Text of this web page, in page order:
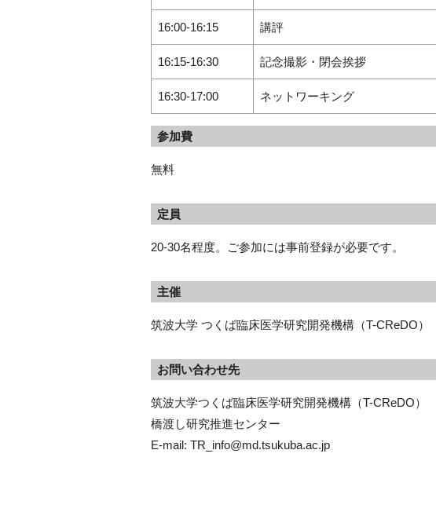
16:00-16:15 講評
16:15-16:30 記念撮影・閉会挨拶
16:30-17:00 ネットワーキング
参加費
無料
定員
20-30名程度。ご参加には事前登録が必要です。
主催
筑波大学 つくば臨床医学研究開発機構（T-CReDO）
お問い合わせ先
筑波大学つくば臨床医学研究開発機構（T-CReDO）
橋渡し研究推進センター
E-mail: TR_info@md.tsukuba.ac.jp